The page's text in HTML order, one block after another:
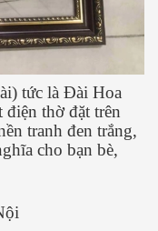
tức là Đài Hoa
thờ đặt trên
tranh đen trắng,
cho bạn bè,